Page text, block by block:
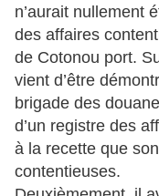
n’aurait nullement
des affaires
de Cotonou port.
vient d’être
brigade des
d’un registre des
à la recette que
contentieuses.